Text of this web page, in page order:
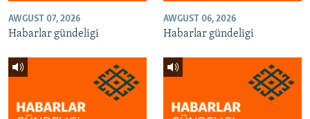
AWGUST 07, 2026
Habarlar gündeligi
AWGUST 06, 2026
Habarlar gündeligi